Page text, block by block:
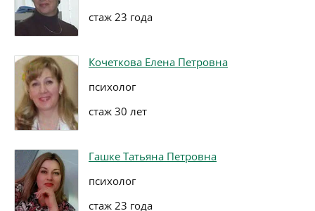
стаж 23 года
Кочеткова Елена Петровна
психолог
стаж 30 лет
Гашке Татьяна Петровна
психолог
стаж 23 года